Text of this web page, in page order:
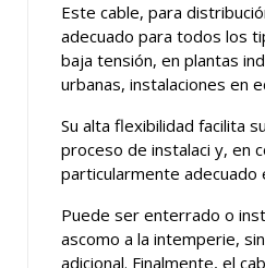
Este cable, para
adecuado para todos los
baja tensión, en plantas
urbanas, instalaciones en
Su alta flexibilidad facilita
proceso de instalaci y, en
particularmente adecuado
Puede ser enterrado o
ascomo a la intemperie,
adicional. Finalmente, el